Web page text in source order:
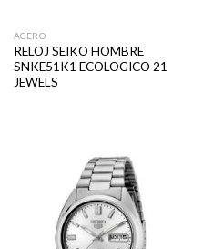
ACERO
RELOJ SEIKO HOMBRE
SNKE51K1 ECOLOGICO 21
JEWELS